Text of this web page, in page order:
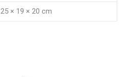
25 × 19 × 20 cm